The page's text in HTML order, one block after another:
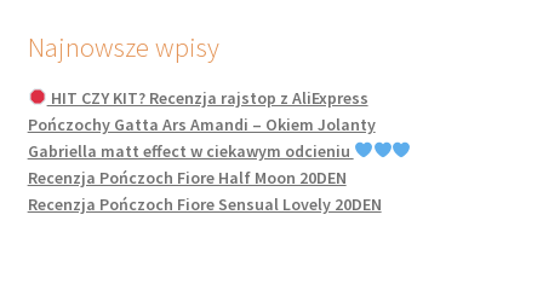
Najnowsze wpisy
HIT CZY KIT? Recenzja rajstop z AliExpress
Pończochy Gatta Ars Amandi – Okiem Jolanty
Gabriella matt effect w ciekawym odcieniu
Recenzja Pończoch Fiore Half Moon 20DEN
Recenzja Pończoch Fiore Sensual Lovely 20DEN